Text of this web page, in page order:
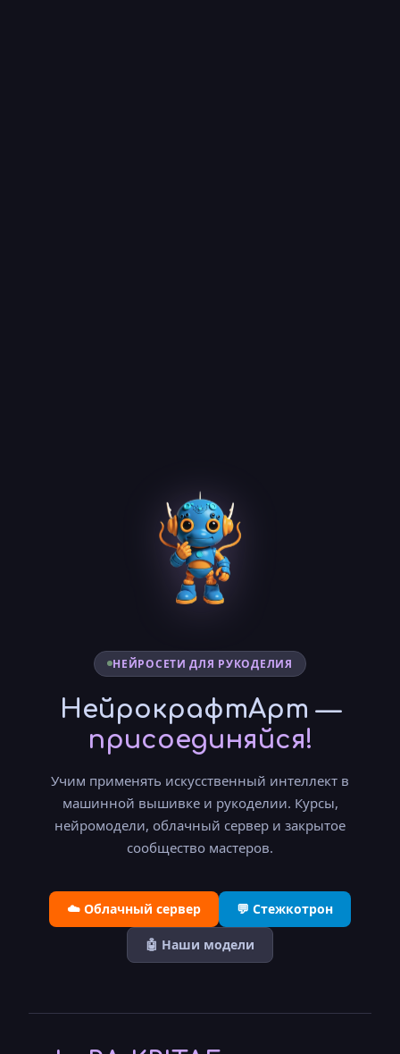
НЕЙРОСЕТИ ДЛЯ РУКОДЕЛИЯ
НейрокрафтАрт —
присоединяйся!
Учим применять искусственный интеллект в
машинной вышивке и рукоделии. Курсы,
нейромодели, облачный сервер и закрытое
сообщество мастеров.
☁️ Облачный сервер 💬 Стежкотрон
🤖 Наши модели